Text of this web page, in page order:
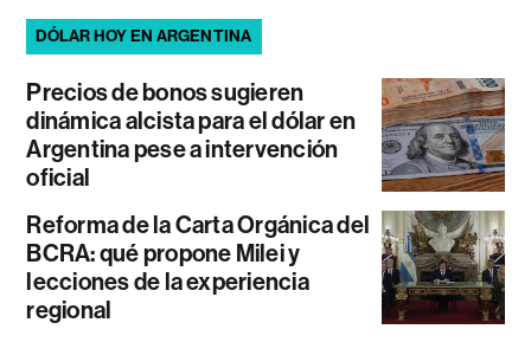
DÓLAR HOY EN ARGENTINA
Precios de bonos sugieren
dinámica alcista para el dólar en
Argentina pese a intervención
oficial
Reforma de la Carta Orgánica del
BCRA: qué propone Milei y
lecciones de la experiencia
regional